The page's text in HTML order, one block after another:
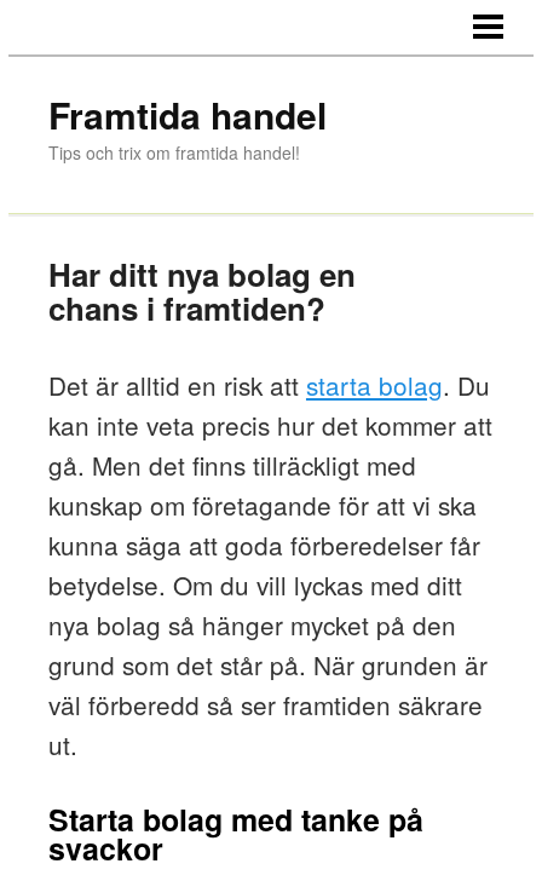
E-HANDEL - GALGARNAS DÖD?
KÖPA DÄCK ONLINE
BUTIKSFLAGGOR
BLOGGAR OM BUTIKSINREDNING
Framtida handel
Tips och trix om framtida handel!
Har ditt nya bolag en
chans i framtiden?
Det är alltid en risk att starta bolag. Du
kan inte veta precis hur det kommer att
gå. Men det finns tillräckligt med
kunskap om företagande för att vi ska
kunna säga att goda förberedelser får
betydelse. Om du vill lyckas med ditt
nya bolag så hänger mycket på den
grund som det står på. När grunden är
väl förberedd så ser framtiden säkrare
ut.
Starta bolag med tanke på
svackor